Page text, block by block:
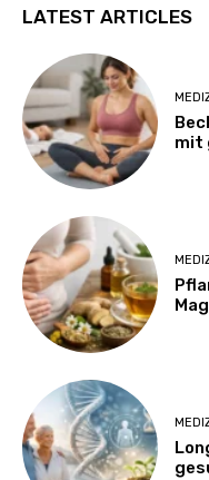
LATEST ARTICLES
mit